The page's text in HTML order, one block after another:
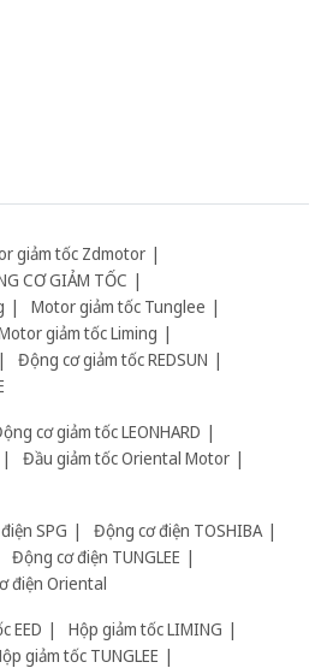
giảm tốc Zdmotor
CƠ GIẢM TỐC
Motor giảm tốc Tunglee
giảm tốc Liming
Động cơ giảm tốc REDSUN
cơ giảm tốc LEONHARD
Đầu giảm tốc Oriental Motor
SPG
Động cơ điện TOSHIBA
Động cơ điện TUNGLEE
điện Oriental
EED
Hộp giảm tốc LIMING
giảm tốc TUNGLEE